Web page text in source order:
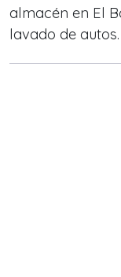
almacén en El
lavado de autos.